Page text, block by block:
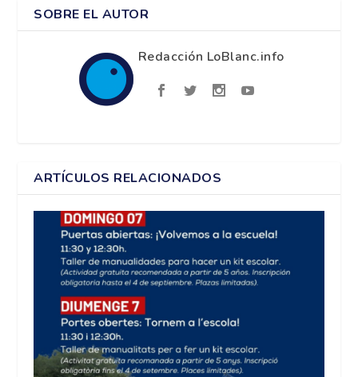
SOBRE EL AUTOR
Redacción LoBlanc.info
ARTÍCULOS RELACIONADOS